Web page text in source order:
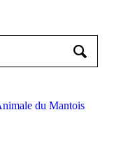
du Mantois